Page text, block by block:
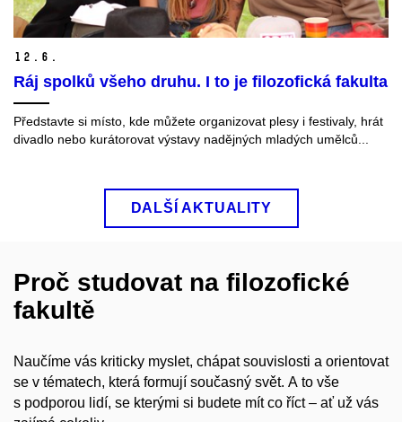
12. 6.
Ráj spolků všeho druhu. I to je filozofická fakulta
Představte si místo, kde můžete organizovat plesy i festivaly, hrát
divadlo nebo kurátorovat výstavy nadějných mladých umělců...
DALŠÍ AKTUALITY
Proč studovat na filozofické
fakultě
Naučíme vás kriticky myslet, chápat souvislosti a orientovat
se v tématech, která formují současný svět. A to vše
s podporou lidí, se kterými si budete mít co říct – ať už vás